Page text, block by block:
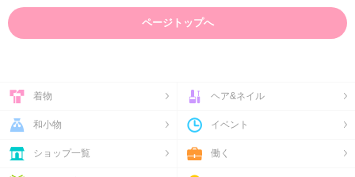
ページトップへ
着物 ヘア&ネイル
和小物 イベント
ショップ一覧 働く